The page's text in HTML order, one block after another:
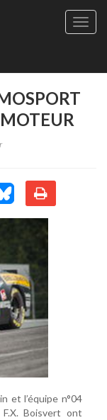
Site
et l’équipe n°04
Boisvert ont